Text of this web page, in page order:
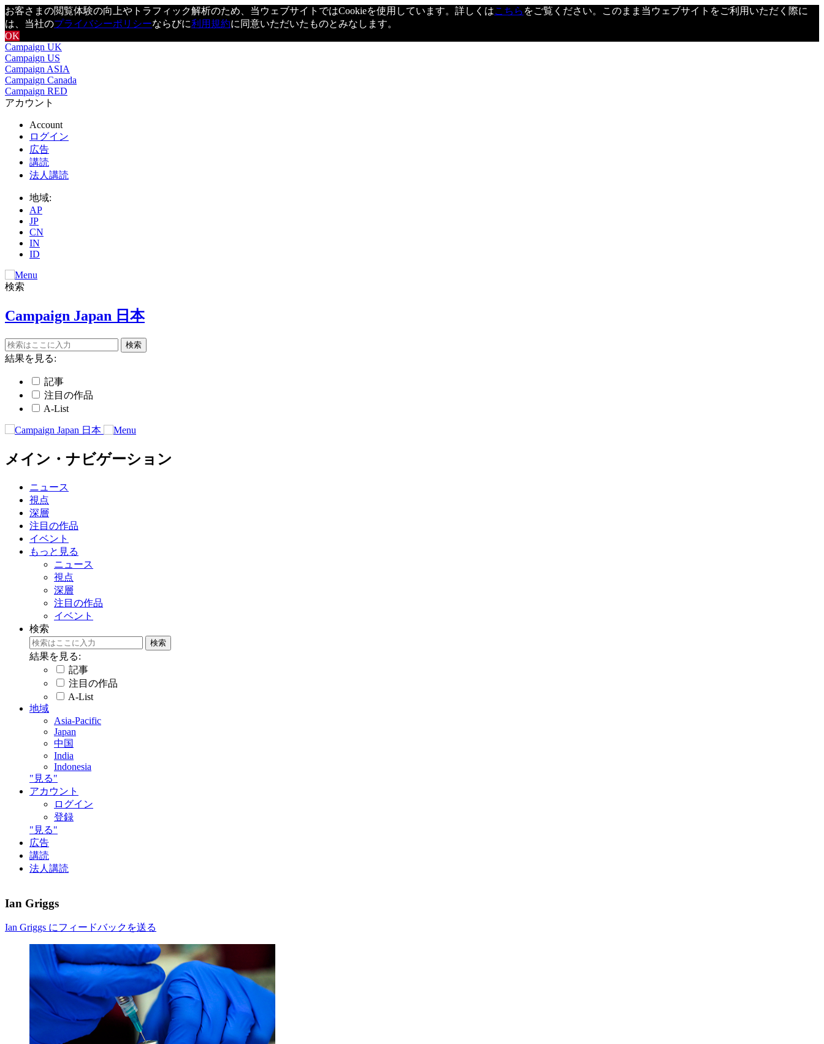
お客さまの閲覧体験の向上やトラフィック解析のため、当ウェブサイトではCookieを使用しています。詳しくはこちら をご覧ください。このまま当ウェブサイトをご利用いただく際に
は、当社のプライバシーポリシーならびに利用規約に同意いただいたものとみなします。
OK
Campaign UK
Campaign US
Campaign ASIA
Campaign Canada
Campaign RED
アカウント
Account
ログイン
広告
講読
法人講読
地域:
AP
JP
CN
IN
ID
検索
Campaign Japan 日本
結果を見る:
記事
注目の作品
A-List
メイン・ナビゲーション
ニュース
視点
深層
注目の作品
イベント
もっと見る
ニュース
視点
深層
注目の作品
イベント
検索
結果を見る:
記事
注目の作品
A-List
地域
Asia-Pacific
Japan
中国
India
Indonesia
"見る"
アカウント
ログイン
登録
"見る"
広告
講読
法人講読
Ian Griggs
Ian Griggs にフィードバックを送る